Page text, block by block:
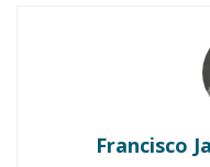
Sentencia a Chuyín
En marcha,
Francisco